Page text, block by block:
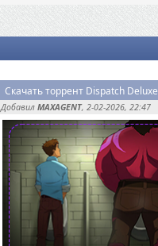
Скачать торрент Dispatch
Добавил MAXAGENT, 2-02-2026, 22:47